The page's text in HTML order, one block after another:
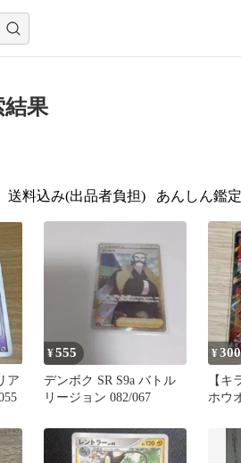
果
送料込み(出品者負担) あんしん鑑
ア
¥555
デンボク SR S9a バトル
リージョン 082/067
¥300
【
ホウ